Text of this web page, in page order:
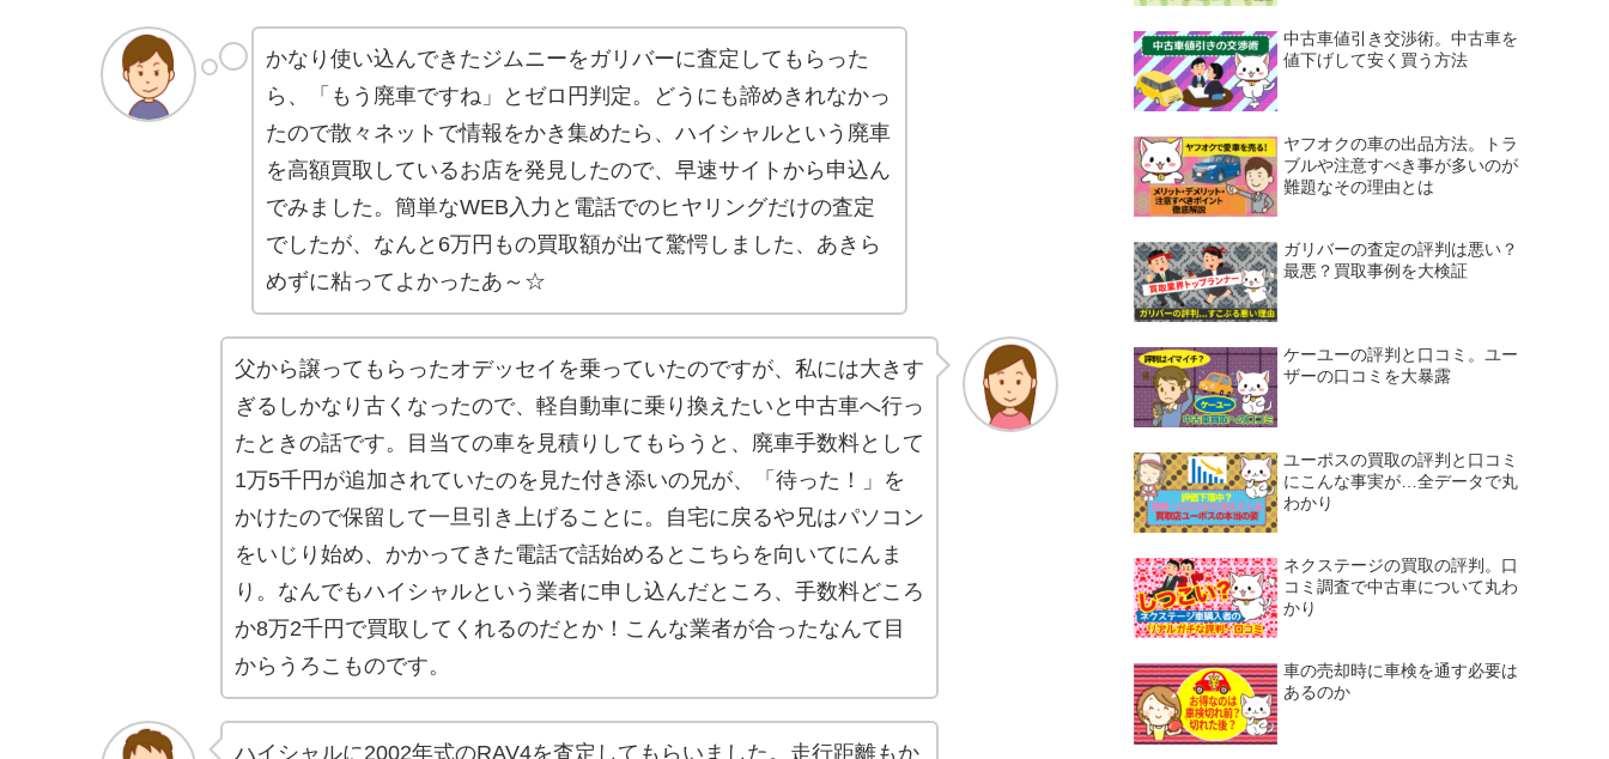
かなり使い込んできたジムニーをガリバーに査定してもらった
ら、「もう廃車ですね」とゼロ円判定。どうにも諦めきれなかっ
たので散々ネットで情報をかき集めたら、ハイシャルという廃車
を高額買取しているお店を発見したので、早速サイトから申込ん
でみました。簡単なWEB入力と電話でのヒヤリングだけの査定
でしたが、なんと6万円もの買取額が出て驚愕しました、あきら
めずに粘ってよかったあ～☆
父から譲ってもらったオデッセイを乗っていたのですが、私には大きす
ぎるしかなり古くなったので、軽自動車に乗り換えたいと中古車へ行っ
たときの話です。目当ての車を見積りしてもらうと、廃車手数料として
1万5千円が追加されていたのを見た付き添いの兄が、「待った！」を
かけたので保留して一旦引き上げることに。自宅に戻るや兄はパソコン
をいじり始め、かかってきた電話で話始めるとこちらを向いてにんま
り。なんでもハイシャルという業者に申し込んだところ、手数料どころ
か8万2千円で買取してくれるのだとか！こんな業者が合ったなんて目
からうろこものです。
ハイシャルに2002年式のRAV4を査定してもらいました。走行距離もか
中古車値引き交渉術。中古車を
値下げして安く買う方法
ヤフオクの車の出品方法。トラ
ブルや注意すべき事が多いのが
難題なその理由とは
ガリバーの査定の評判は悪い？
最悪？買取事例を大検証
ケーユーの評判と口コミ。ユー
ザーの口コミを大暴露
ユーポスの買取の評判と口コミ
にこんな事実が…全データで丸
わかり
ネクステージの買取の評判。口
コミ調査で中古車について丸わ
かり
車の売却時に車検を通す必要は
あるのか